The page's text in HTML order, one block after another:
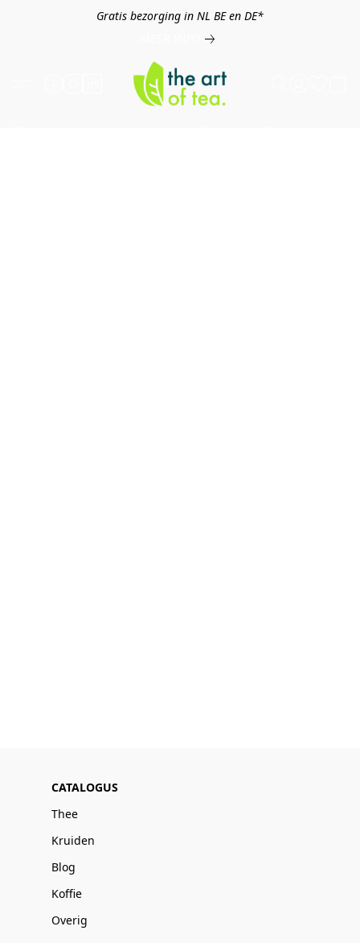
Gratis bezorging in NL BE en DE*
CATALOGUS
Thee
Kruiden
Blog
Koffie
Overig